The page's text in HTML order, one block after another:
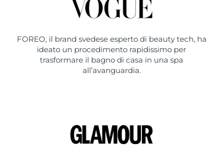
FOREO, il brand svedese esperto di beauty tech, ha
ideato un procedimento rapidissimo per
trasformare il bagno di casa in una spa
all’avanguardia.